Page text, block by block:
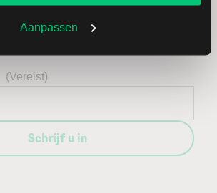
Aanpassen
hoogte - met onze
(Vereist)
Schrijf u in